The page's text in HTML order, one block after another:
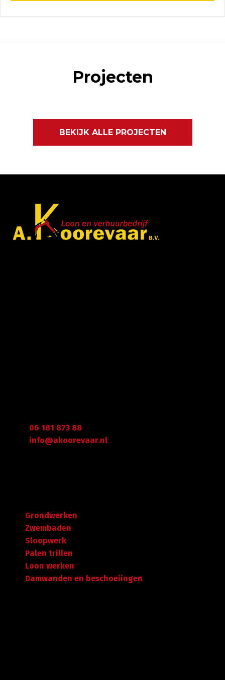
Projecten
BEKIJK ALLE PROJECTEN
06 181 873 88
info@akoorevaar.nl
Grondwerken
Zwembaden
Sloopwerk
Palen trillen
Loon werken
Damwanden en beschoeiingen